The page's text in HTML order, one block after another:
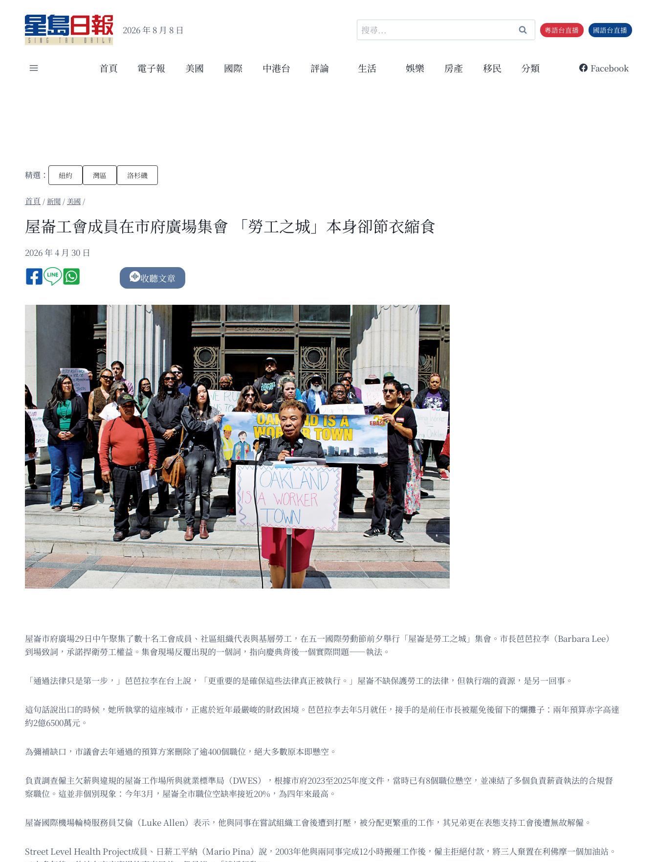
content
2026 年 8 月 8 日
搜
尋
鍵
粵語台直播 國語台直播
首頁 電子報 美國 國際 中港台 評論 生活 娛樂 房產 移民 分類 Facebook
精選： 紐約 灣區 洛杉磯
/新聞 / 美國 /
屋崙工會成員在市府廣場集會 「勞工之城」本身卻節衣縮食
2026 年 4 月 30 日
收聽文章
屋崙市府廣場29日中午聚集了數十名工會成員、社區組織代表與基層勞工，在五一國際勞動節前夕舉行「屋崙是勞工之城」集會。市長芭芭拉李（Barbara Lee）
到場致詞，承諾捍衛勞工權益。集會現場反覆出現的一個詞，指向慶典背後一個實際問題——執法。
「通過法律只是第一步，」芭芭拉李在台上說，「更重要的是確保這些法律真正被執行。」屋崙不缺保護勞工的法律，但執行端的資源，是另一回事。
這句話說出口的時候，她所執掌的這座城市，正處於近年最嚴峻的財政困境。芭芭拉李去年5月就任，接手的是前任市長被罷免後留下的爛攤子：兩年預算赤字高達
約2億6500萬元。
為彌補缺口，市議會去年通過的預算方案刪除了逾400個職位，絕大多數原本即懸空。
負責調查僱主欠薪與違規的屋崙工作場所與就業標準局（DWES），根據市府2023至2025年度文件，當時已有8個職位懸空，並凍結了多個負責薪資執法的合規督
察職位。這並非個別現象：今年3月，屋崙全市職位空缺率接近20%，為四年來最高。
屋崙國際機場輪椅服務員艾倫（Luke Allen）表示，他與同事在嘗試組織工會後遭到打壓，被分配更繁重的工作，其兄弟更在表態支持工會後遭無故解僱。
Street Level Health Project成員、日薪工平納（Mario Pina）說，2003年他與兩同事完成12小時搬運工作後，僱主拒絕付款，將三人棄置在利佛摩一個加油站。